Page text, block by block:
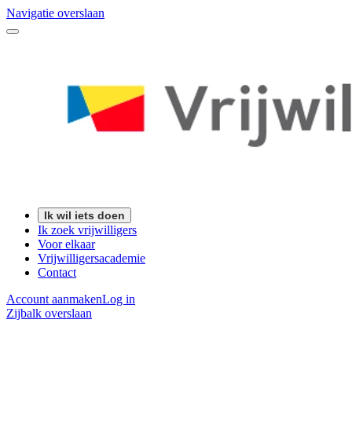
Navigatie overslaan
Ik wil iets doen
Ik zoek vrijwilligers
Voor elkaar
Vrijwilligersacademie
Contact
Account aanmakenLog in
Zijbalk overslaan